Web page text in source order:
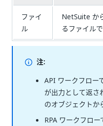
ファイ
ル
NetSuite か
るファイルで
注:
API ワークフロー
が出力として返さ
のオブジェクトか
RPA ワークフロ